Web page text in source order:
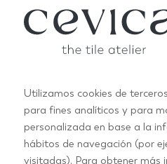
ARCHITECTURE
Utilizamos cookies de
para fines analíticos y para
personalizada en base a la
hábitos de navegación (por
visitadas). Para obtener más